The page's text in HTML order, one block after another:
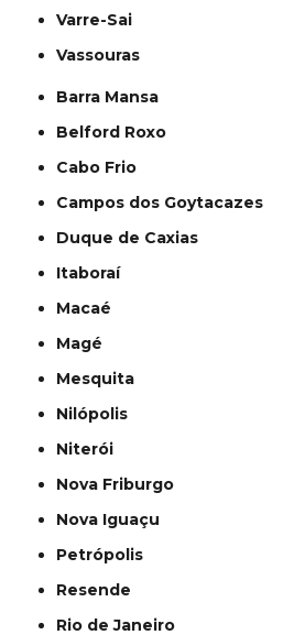
Varre-Sai
Vassouras
Barra Mansa
Belford Roxo
Cabo Frio
Campos dos Goytacazes
Duque de Caxias
Itaboraí
Macaé
Magé
Mesquita
Nilópolis
Niterói
Nova Friburgo
Nova Iguaçu
Petrópolis
Resende
Rio de Janeiro